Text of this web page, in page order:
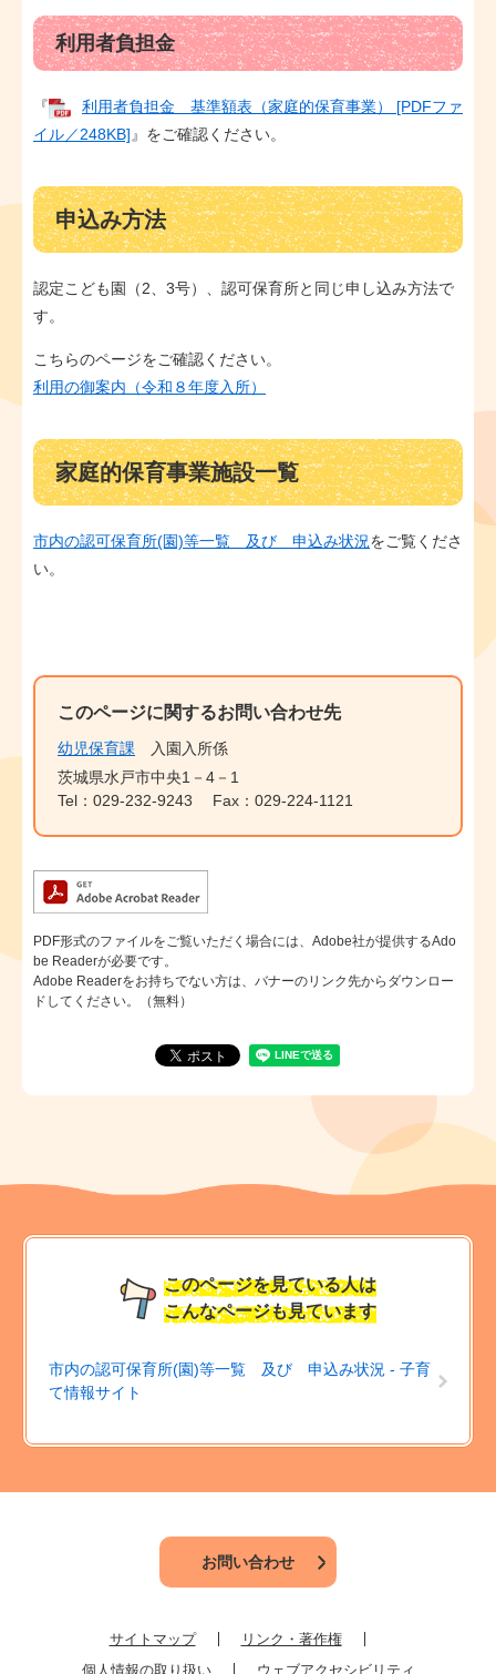
利用者負担金
『
利用者負担金 基準額表（家庭的保育事業） [PDFファ
イル／248KB]』をご確認ください。
申込み方法
認定こども園（2、3号）、認可保育所と同じ申し込み方法で
す。
こちらのページをご確認ください。
利用の御案内（令和８年度入所）
家庭的保育事業施設一覧
市内の認可保育所(園)等一覧 及び 申込み状況をご覧くださ
い。
このページに関するお問い合わせ先
幼児保育課
入園入所係
茨城県水戸市中央1－4－1
Tel：029-232-9243
Fax：029-224-1121
PDF形式のファイルをご覧いただく場合には、Adobe社が提供するAdo
be Readerが必要です。
Adobe Readerをお持ちでない方は、バナーのリンク先からダウンロー
ドしてください。（無料）
このページを見ている人は
こんなページも見ています
市内の認可保育所(園)等一覧 及び 申込み状況 - 子育
て情報サイト
お問い合わせ
サイトマップ
リンク・著作権
個人情報の取り扱い
ウェブアクセシビリティ